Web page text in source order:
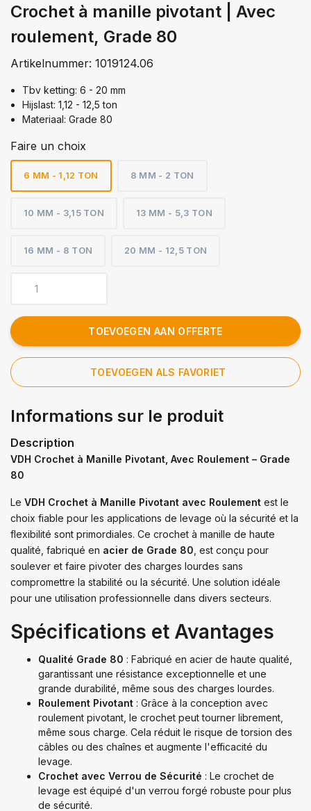
Crochet à manille pivotant | Avec
roulement, Grade 80
Artikelnummer: 1019124.06
Tbv ketting: 6 - 20 mm
Hijslast: 1,12 - 12,5 ton
Materiaal: Grade 80
Faire un choix
6 MM - 1,12 TON 8 MM - 2 TON
10 MM - 3,15 TON 13 MM - 5,3 TON
16 MM - 8 TON 20 MM - 12,5 TON
TOEVOEGEN AAN OFFERTE
TOEVOEGEN ALS FAVORIET
Informations sur le produit
Description
VDH Crochet à Manille Pivotant, Avec Roulement – Grade
80
Le VDH Crochet à Manille Pivotant avec Roulement est le
choix fiable pour les applications de levage où la sécurité et la
flexibilité sont primordiales. Ce crochet à manille de haute
qualité, fabriqué en acier de Grade 80 , est conçu pour
soulever et faire pivoter des charges lourdes sans
compromettre la stabilité ou la sécurité. Une solution idéale
pour une utilisation professionnelle dans divers secteurs.
Spécifications et Avantages
Qualité Grade 80 : Fabriqué en acier de haute qualité,
garantissant une résistance exceptionnelle et une
grande durabilité, même sous des charges lourdes.
Roulement Pivotant : Grâce à la conception avec
roulement pivotant, le crochet peut tourner librement,
même sous charge. Cela réduit le risque de torsion des
câbles ou des chaînes et augmente l'efficacité du
levage.
Crochet avec Verrou de Sécurité : Le crochet de
levage est équipé d'un verrou forgé robuste pour plus
de sécurité.